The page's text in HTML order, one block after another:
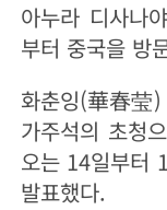
아누라 디사나
부터 중국을 방
화춘잉(華春莹
가주석의 초청
오는 14일부터
발표했다.